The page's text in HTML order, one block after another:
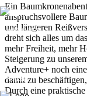
Wettbewerbe
Verschiedene
Kontakt
Ein
anspruchsvollere
und längeren
dreht sich alles um
mehr Freiheit, mehr
Steigerung zu
Adventure+ noch
damit zu
Durch eine